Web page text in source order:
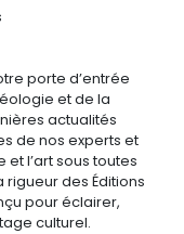
porte d’entrée
et de la
actualités
de nos experts et
l’art sous toutes
rigueur des Éditions
pour éclairer,
culturel.